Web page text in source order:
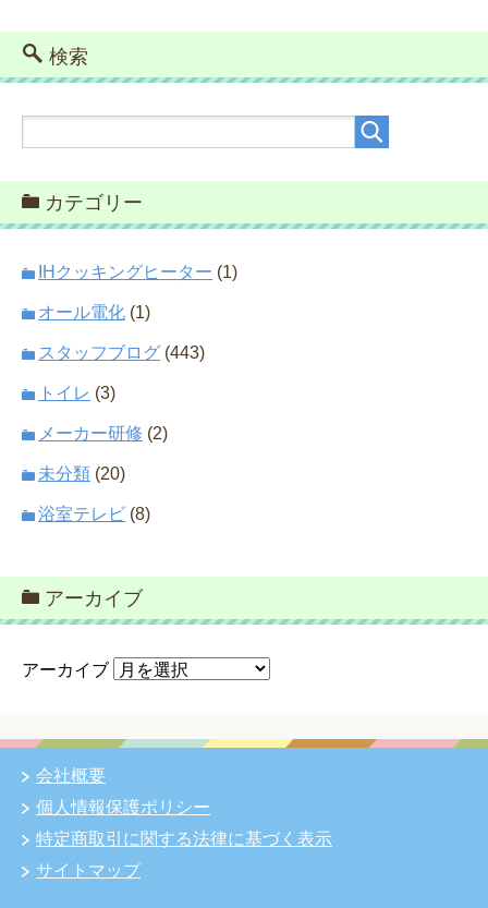
検索
カテゴリー
IHクッキングヒーター (1)
オール電化 (1)
スタッフブログ (443)
トイレ (3)
メーカー研修 (2)
未分類 (20)
浴室テレビ (8)
アーカイブ
アーカイブ
会社概要
個人情報保護ポリシー
特定商取引に関する法律に基づく表示
サイトマップ